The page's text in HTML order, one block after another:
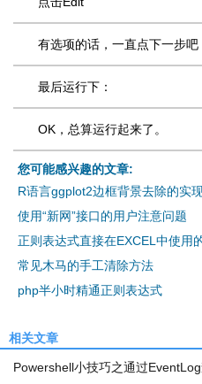
有选项的话，一直点下一步吧
最后运行下：
OK，总算运行起来了。
您可能感兴趣的文章:
R语言ggplot2边框背景去除的实
使用“新网”接口的用户注意问题
正则表达式直接在EXCEL中使用
常见木马的手工清除方法
php半小时精通正则表达式
相关文章
Powershell小技巧之通过